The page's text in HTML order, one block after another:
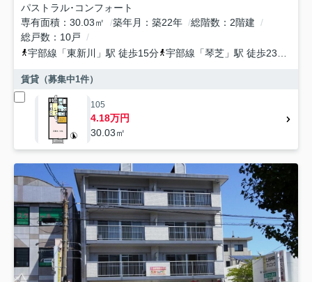
パストラル･コンフォート
専有面積
30.03㎡ 築年月 築22年 総階数
2階建
総戸数
10戸
宇部線 「東新川 」駅 徒歩15分 宇部線 「琴芝 」駅 徒歩23分
賃貸（募集中1件）
105
4.18万円
30.03㎡